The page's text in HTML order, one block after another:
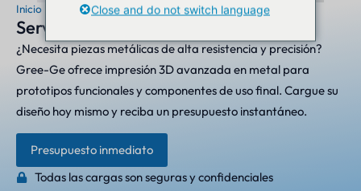
Inicio Capacidades"Servicio de impresión 3D en metal
Servicio de impresión 3D en metal
¿Necesita piezas metálicas de alta resistencia y precisión?
Gree-Ge ofrece impresión 3D avanzada en metal para
prototipos funcionales y componentes de uso final. Cargue su
diseño hoy mismo y reciba un presupuesto instantáneo.
Presupuesto inmediato
Todas las cargas son seguras y confidenciales
Close and do not switch language